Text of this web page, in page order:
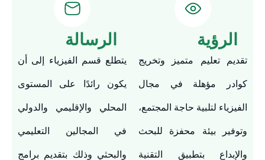
الرؤية
تقديم تعليم متميز وتخريج
كوادر مؤهلة في مجال
الفيزياء لتلبية حاجة المجتمع،
وتوفير بيئة محفزة للبحث
والإبداع بتطبيق التقنية
الرسالة
يتطلع قسم الفيزياء إلى أن
يكون رائدًا على المستوى
المحلي والإقليمي والدولي
في المجالين التعليمي
والبحثي وذلك بتقديم برامج